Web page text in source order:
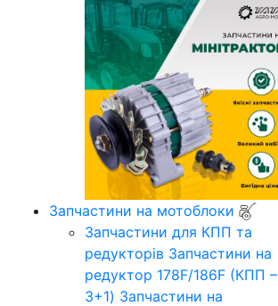
Запчастини на мотоблоки
Запчастини для КПП та
редукторів Запчастини на
редуктор 178F/186F (КПП –
3+1) Запчастини на